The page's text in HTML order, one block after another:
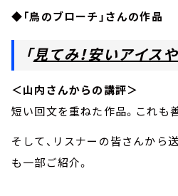
◆「鳥のブローチ」さんの作品
「見てみ！安いアイスや
＜山内さんからの講評＞
短い回文を重ねた作品。これも
そして、リスナーの皆さんから
も一部ご紹介。